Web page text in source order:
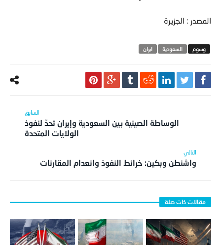
المصدر : الجزيرة
السعودية ايران
الوساطة الصينية بين السعودية وإيران تحدّ لنفوذ
الولايات المتحدة
واشنطن وبكين: خرائط النفوذ وانعدام المقارنات